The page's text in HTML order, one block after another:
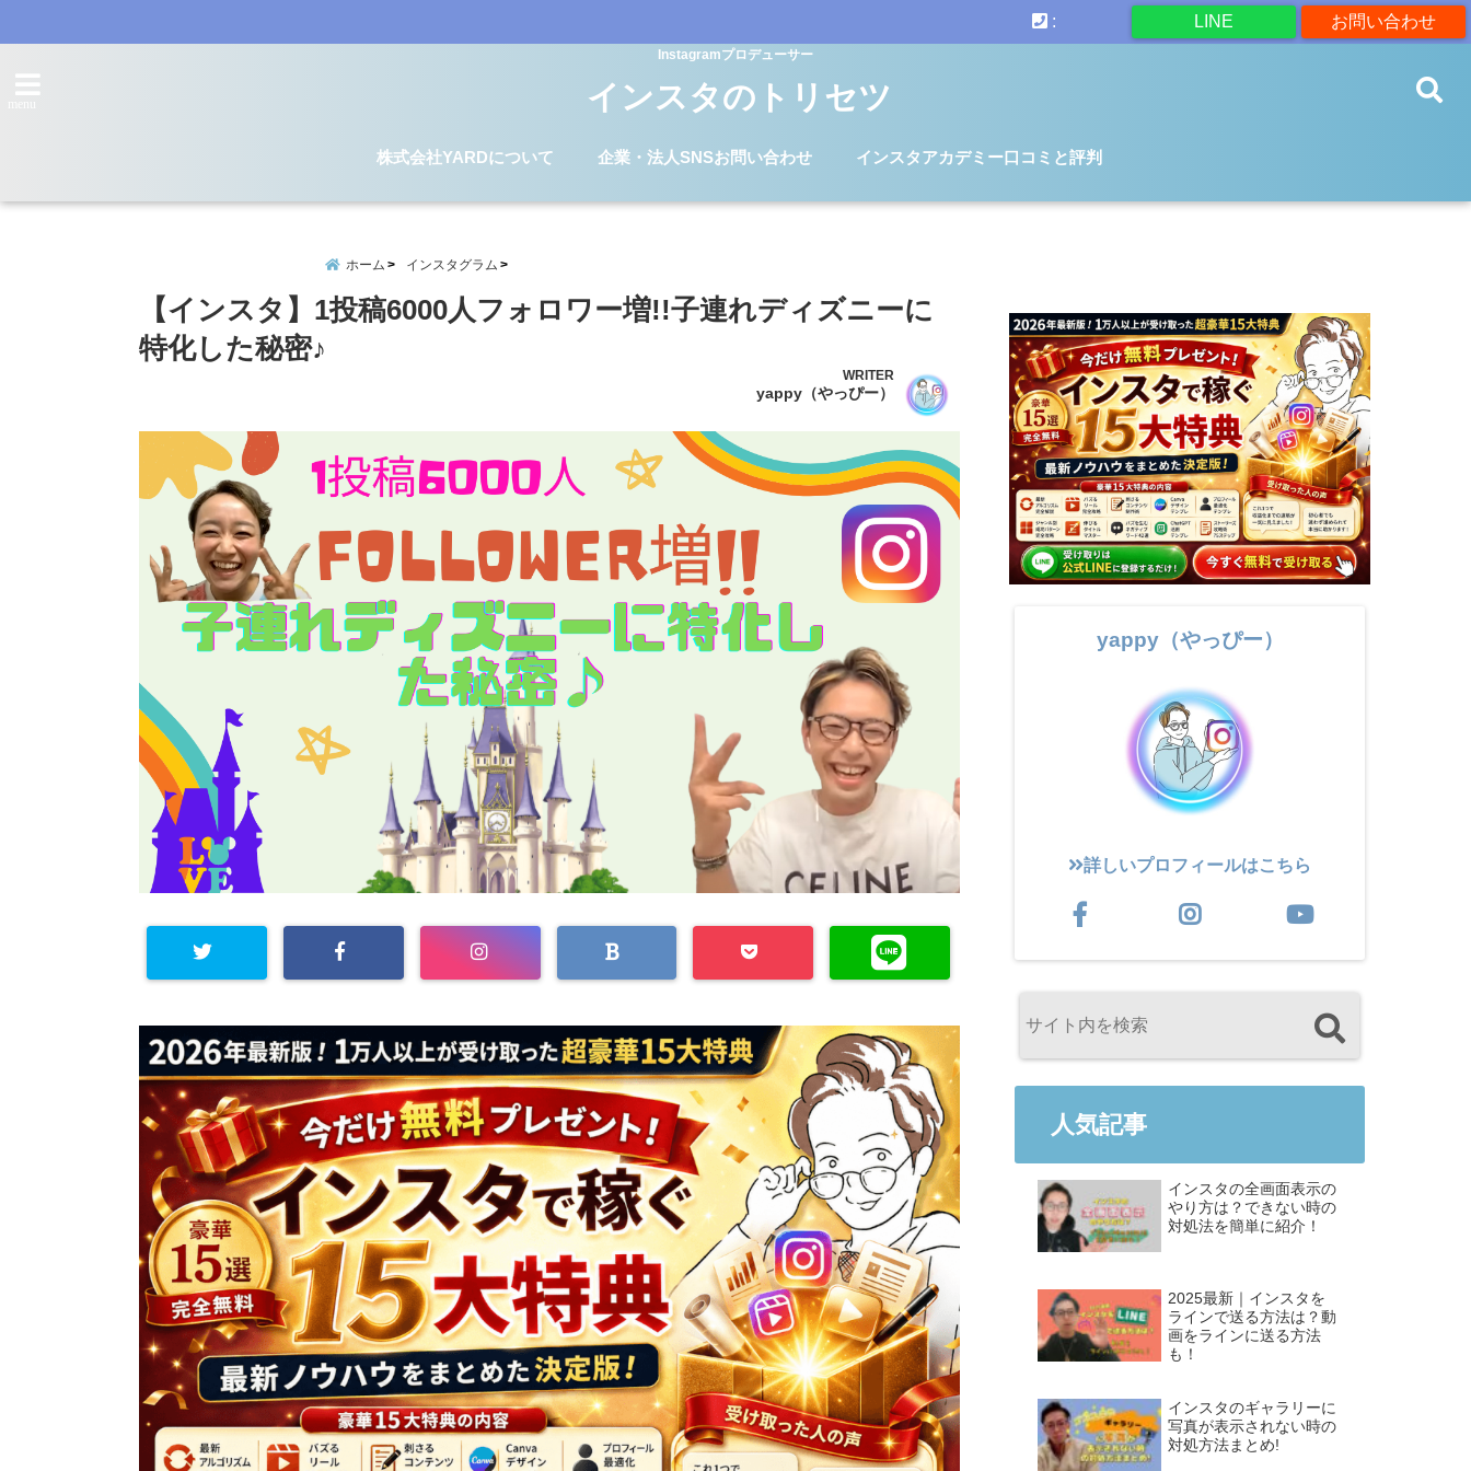
お問い合わせ
LINE
:
Instagramプロデューサー
インスタのトリセツ
株式会社YARDについて 企業・法人SNSお問い合わせ インスタアカデミー口コミと評判
ホーム インスタグラム
【インスタ】1投稿6000人フォロワー増!!子連れディズニーに
特化した秘密♪
WRITER
yappy（やっぴー）
yappy（やっぴー）
詳しいプロフィールはこちら
人気記事
インスタの全画面表示の
やり方は？できない時の
対処法を簡単に紹介！
2025最新｜インスタを
ラインで送る方法は？動
画をラインに送る方法
も！
インスタのギャラリーに
写真が表示されない時の
対処方法まとめ!